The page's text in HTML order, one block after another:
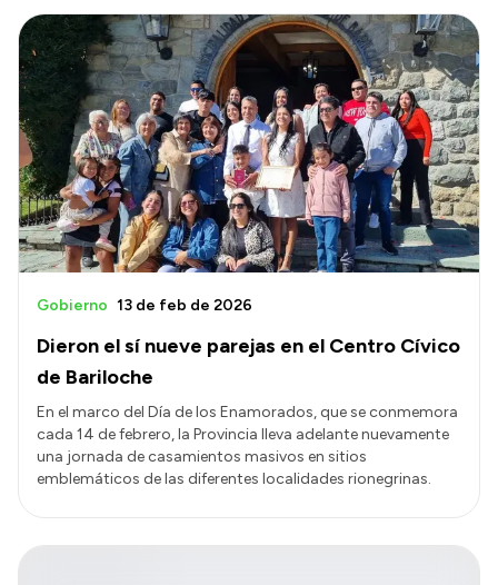
Dieron el sí nueve parejas en el Centro Cívico
de Bariloche
Gobierno 13 de feb de 2026
En el marco del Día de los Enamorados, que se conmemora
cada 14 de febrero, la Provincia lleva adelante nuevamente
una jornada de casamientos masivos en sitios
emblemáticos de las diferentes localidades rionegrinas.